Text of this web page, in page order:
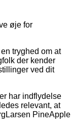
øje for
tryghed om at
der kender
ved dit
har indflydelse
relevant, at
PineApple